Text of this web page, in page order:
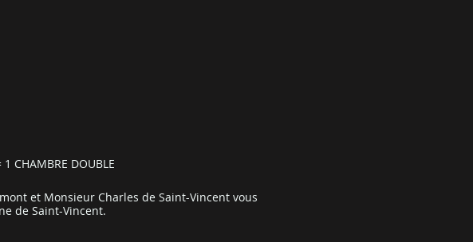
1 CHAMBRE DOUBLE
et Monsieur Charles de Saint-Vincent vous
de Saint-Vincent.